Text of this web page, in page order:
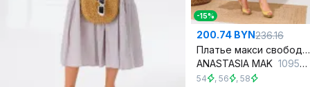
-15%
200.74 BYN236.16
Платье макси свободное с пуговицами сиреневое
ANASTASIA MAK 1095-1 сиреневый
54 , 56 , 58